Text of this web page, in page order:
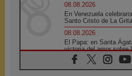
08.08.2026
En Venezuela
Santo Cristo de La Grita
08.08.2026
El Papa: en Santa
victoria del amor sobre
08.08.2026
León XIV visitará el